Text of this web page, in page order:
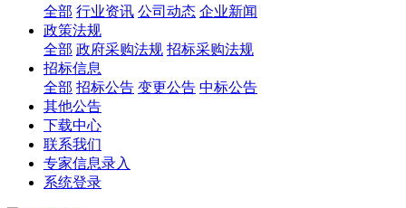
全部 行业资讯 公司动态 企业新闻
政策法规
全部 政府采购法规 招标采购法规
招标信息
全部 招标公告 变更公告 中标公告
其他公告
下载中心
联系我们
专家信息录入
系统登录